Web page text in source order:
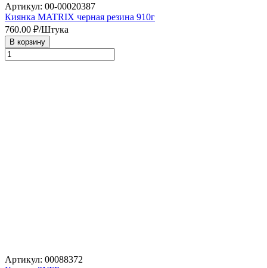
Артикул: 00-00020387
Киянка MATRIX черная резина 910г
760.00 ₽/Штука
В корзину
Артикул: 00088372